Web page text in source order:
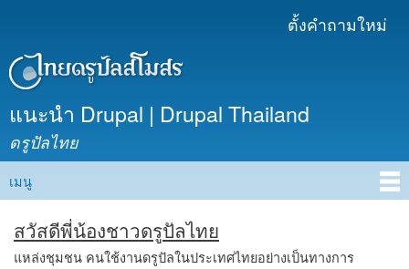
เนื้อหา
ตั้งคำถามใหม่
แนะนำ Drupal | Drupal Thailand
ดรูปัลไทย
Main menu
เมนู
สวัสดีพี่น้องชาวดรูปัลไทย
แหล่งชุมชน คนใช้งานดรูปัลในประเทศไทยอย่างเป็นทางการ